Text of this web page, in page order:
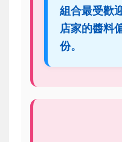
組合最受歡
店家的醬料
份。